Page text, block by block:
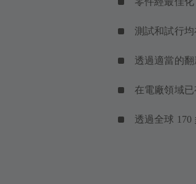
測試和試行
透過適當的
在電廠領域
透過全球